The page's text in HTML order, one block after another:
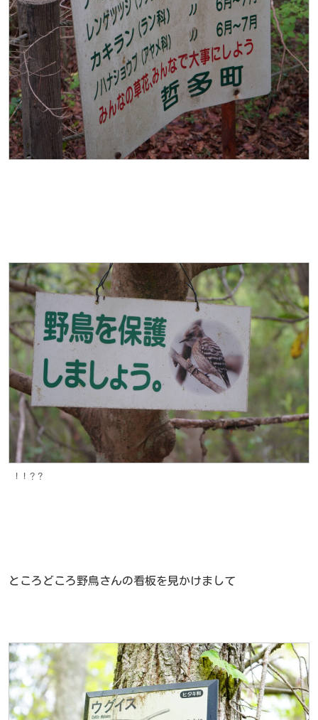
！！？？
ところどころ野鳥さんの看板を見かけまして